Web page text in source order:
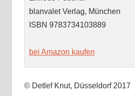
blanvalet Verlag, München
ISBN 9783734103889
bei Amazon kaufen
© Detlef Knut, Düsseldorf 2017